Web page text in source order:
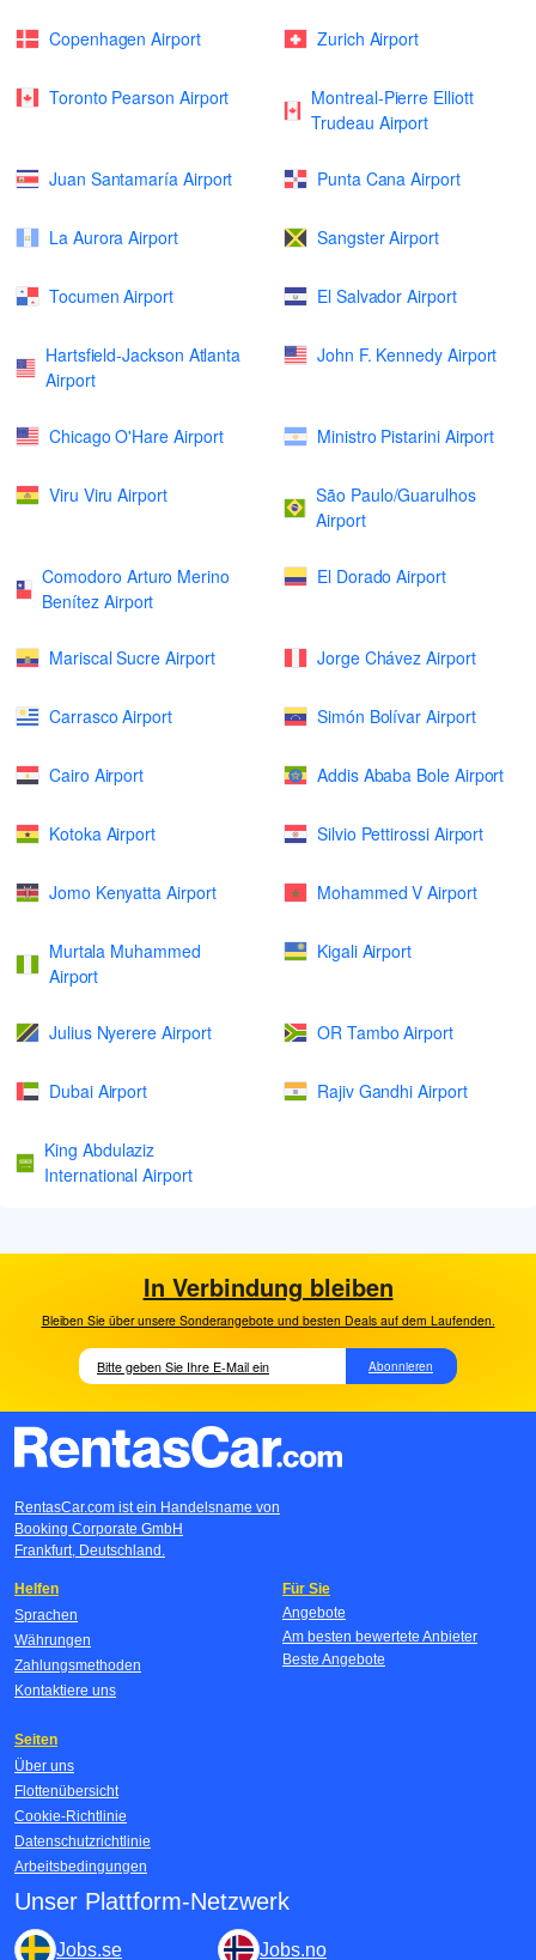
Copenhagen Airport Zurich Airport
Toronto Pearson Airport
Montreal-Pierre Elliott
Trudeau Airport
Juan Santamaría Airport Punta Cana Airport
La Aurora Airport Sangster Airport
Tocumen Airport El Salvador Airport
Hartsfield-Jackson Atlanta
Airport
John F. Kennedy Airport
Chicago O'Hare Airport Ministro Pistarini Airport
Viru Viru Airport
São Paulo/Guarulhos
Airport
Comodoro Arturo Merino
Benítez Airport
El Dorado Airport
Mariscal Sucre Airport Jorge Chávez Airport
Carrasco Airport Simón Bolívar Airport
Cairo Airport Addis Ababa Bole Airport
Kotoka Airport Silvio Pettirossi Airport
Jomo Kenyatta Airport Mohammed V Airport
Murtala Muhammed
Airport
Kigali Airport
Julius Nyerere Airport OR Tambo Airport
Dubai Airport Rajiv Gandhi Airport
King Abdulaziz
International Airport
In Verbindung bleiben
Bleiben Sie über unsere Sonderangebote und besten Deals auf dem Laufenden.
Abonnieren
RentasCar.com ist ein Handelsname von
Booking Corporate GmbH
Frankfurt, Deutschland.
Helfen
Sprachen
Währungen
Zahlungsmethoden
Kontaktiere uns
Für Sie
Angebote
Am besten bewertete Anbieter
Beste Angebote
Seiten
Über uns
Flottenübersicht
Cookie-Richtlinie
Datenschutzrichtlinie
Arbeitsbedingungen
Unser Plattform-Netzwerk
Jobs.se Jobs.no